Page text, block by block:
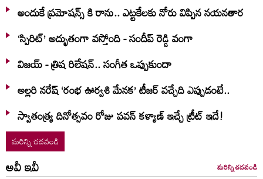
అందుకే ప్రమోషన్స్ కి రాను.. ఎట్టకేలకు నోరు విప్పిన నయనతార
‘స్పిరిట్’ అద్భుతంగా వస్తోంది - సందీప్ రెడ్డి వంగా
విజయ్ - త్రిష రిలేషన్.. సంగీత ఒప్పుకుందా
అల్లరి నరేష్ ‘రంభ ఊర్వశి మేనక’ టీజర్ వచ్చేది ఎప్పుడంటే..
స్వాతంత్య్ర దినోత్సవం రోజు పవన్ కళ్యాణ్ ఇచ్చే ట్రీట్ ఇదే!
మరిన్ని చదవండి
అవీ ఇవీ మరిన్ని చదవండి